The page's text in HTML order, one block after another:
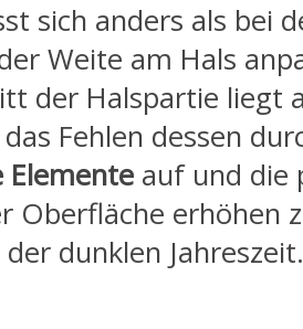
sich anders als bei
Weite am Hals
der Halspartie liegt
Fehlen dessen
Elemente auf und die
Oberfläche erhöhen
der dunklen Jahreszeit.